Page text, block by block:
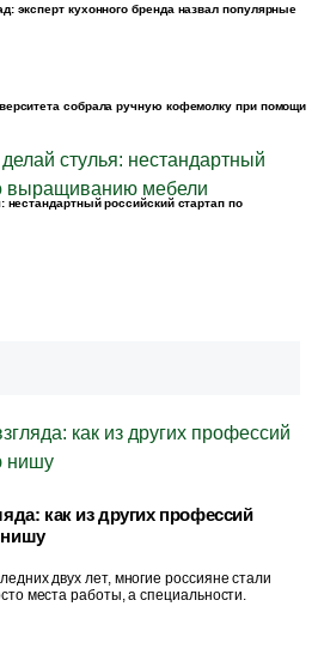
эксперт кухонного бренда назвал популярные
собрала ручную кофемолку при помощи
российский стартап по
как из других профессий
двух лет, многие россияне стали
места работы, а специальности.